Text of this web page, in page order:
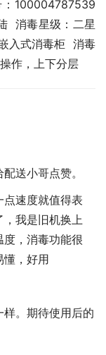
100004787539
消毒星级：二星
入式消毒柜  消毒
作，上下分层
送小哥点赞。
速度就值得表
我是旧机换上
度，消毒功能很
懂，好用
。期待使用后的